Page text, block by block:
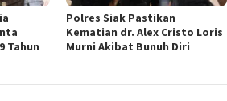
Tahun
Polres Siak Pastikan
Kematian dr. Alex Cristo Loris
Murni Akibat Bunuh Diri